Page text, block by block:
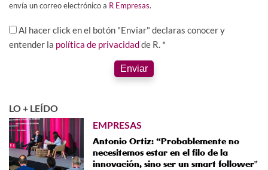
envía un correo electrónico a R Empresas.
Al hacer click en el botón "Enviar" declaras conocer y
entender la política de privacidadde R. *
Enviar
LO + LEÍDO
EMPRESAS
Antonio Ortiz: “Probablemente no
necesitemos estar en el filo de la
innovación, sino ser un smart follower"